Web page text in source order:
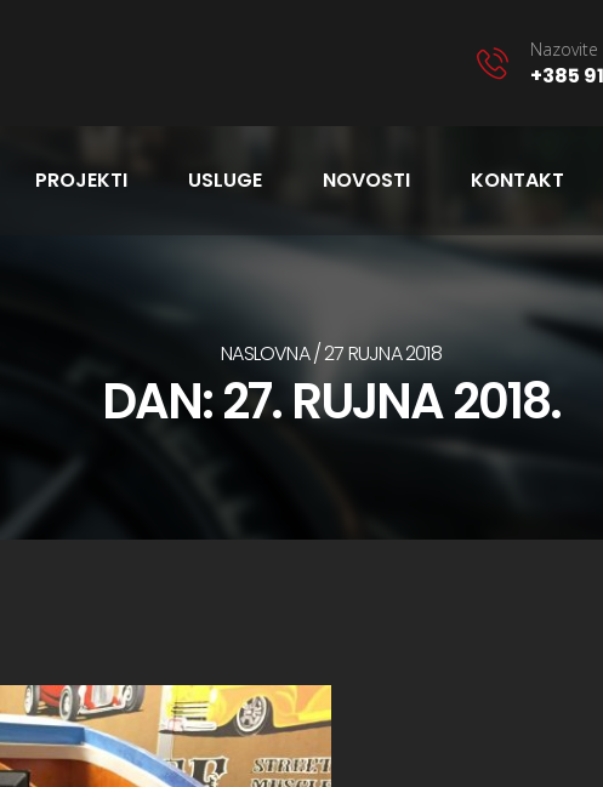
+385
PROJEKTI USLUGE NOVOSTI KONTAKT
NASLOVNA 27 RUJNA 2018
DAN:27. RUJNA 2018.